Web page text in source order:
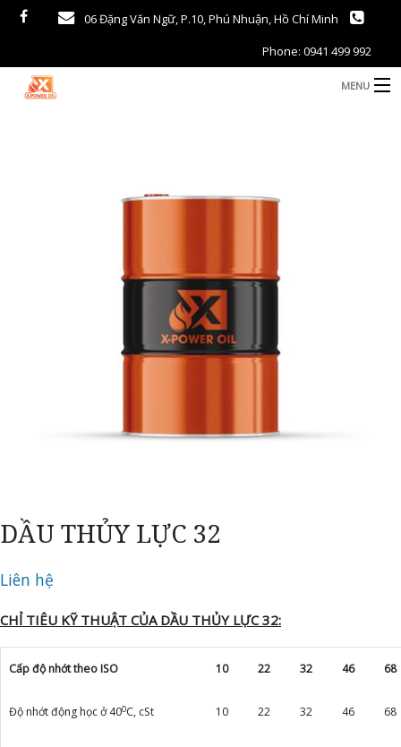
06 Đặng Văn Ngữ, P.10, Phú Nhuận, Hồ Chí Minh
Phone: 0941 499 992
MENU
DẦU NHỜN – KHI ĐỐT
DẦU THỦY LỰC 32
Liên hệ
CHỈ TIÊU KỸ THUẬT CỦA DẦU THỦY LỰC 32:
Cấp độ nhớt theo ISO 10 22 32 46 68
Độ nhớt động học ở 400C, cSt 10 22 32 46 68